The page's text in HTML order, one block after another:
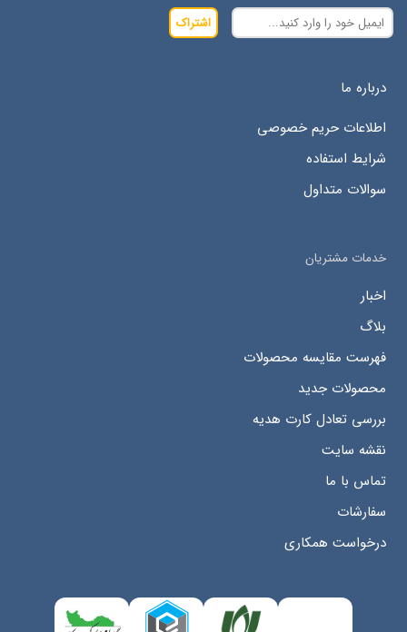
اشتراک
درباره ما
اطلاعات حریم خصوصی
شرایط استفاده
سوالات متداول
خدمات مشتریان
اخبار
بلاگ
فهرست مقایسه محصولات
محصولات جدید
بررسی تعادل کارت هدیه
نقشه سایت
تماس با ما
سفارشات
درخواست همکاری